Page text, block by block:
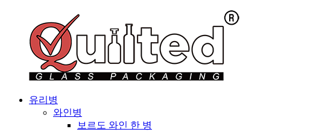
유리병
와인병
보르도 와인 한 병